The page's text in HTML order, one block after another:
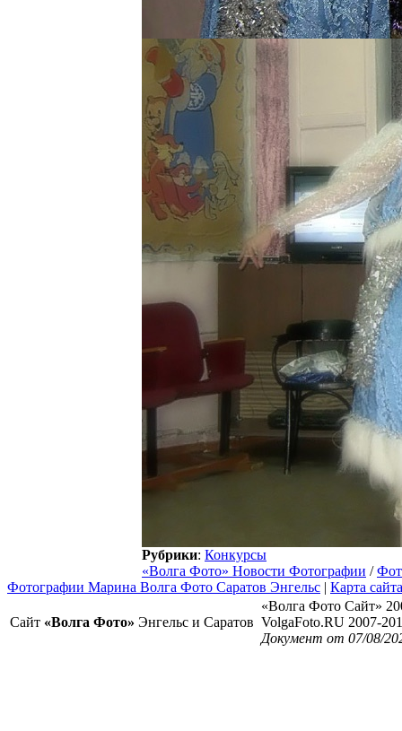
Рубрики: Конкурсы
«Волга Фото» Новости Фотографии /
Фотографии Марина Волга Фото Саратов Энгельс | Карта сайта
Сайт «Волга Фото» Энгельс и Саратов
«Волга Фото Сайт»
VolgaFoto.RU 2007-
Документ от 07/08/